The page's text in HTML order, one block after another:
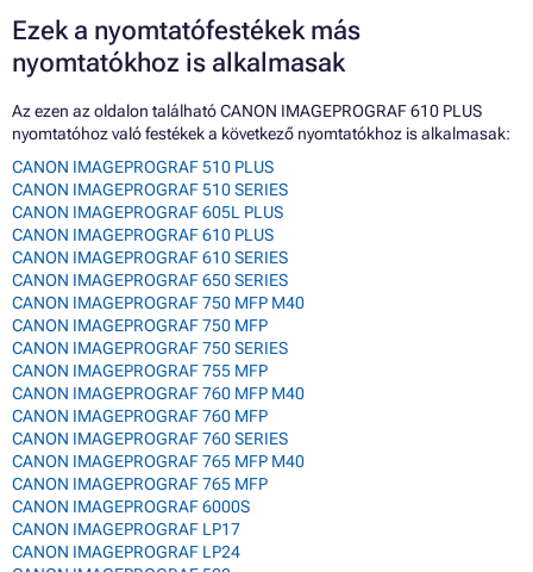
Ezek a nyomtatófestékek más
nyomtatókhoz is alkalmasak
Az ezen az oldalon található CANON IMAGEPROGRAF 610 PLUS
nyomtatóhoz való festékek a következő nyomtatókhoz is alkalmasak:
CANON IMAGEPROGRAF 510 PLUS
CANON IMAGEPROGRAF 510 SERIES
CANON IMAGEPROGRAF 605L PLUS
CANON IMAGEPROGRAF 610 PLUS
CANON IMAGEPROGRAF 610 SERIES
CANON IMAGEPROGRAF 650 SERIES
CANON IMAGEPROGRAF 750 MFP M40
CANON IMAGEPROGRAF 750 MFP
CANON IMAGEPROGRAF 750 SERIES
CANON IMAGEPROGRAF 755 MFP
CANON IMAGEPROGRAF 760 MFP M40
CANON IMAGEPROGRAF 760 MFP
CANON IMAGEPROGRAF 760 SERIES
CANON IMAGEPROGRAF 765 MFP M40
CANON IMAGEPROGRAF 765 MFP
CANON IMAGEPROGRAF 6000S
CANON IMAGEPROGRAF LP17
CANON IMAGEPROGRAF LP24